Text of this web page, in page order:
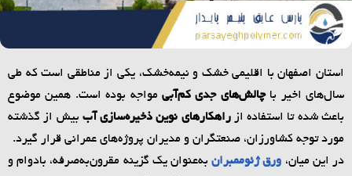
استان اصفهان با اقلیمی خشک و نیمه‌خشک، یکی از مناطقی است که طی
سال‌های اخیر باچالش‌های جدی کم‌آبیمواجه بوده است. همین موضوع
باعث شده تا استفاده از راهکارهای نوین ذخیره‌سازی آببیش از گذشته
مورد توجه کشاورزان، صنعتگران و مدیران پروژه‌های عمرانی قرار گیرد.
در این میان،ورق ژئوممبرانبه‌عنوان یک گزینه مقرون‌به‌صرفه، بادوام و